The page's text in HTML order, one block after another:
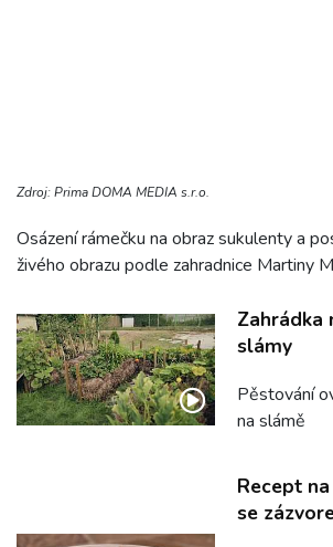
Zdroj: Prima DOMA MEDIA s.r.o.
Osázení rámečku na obraz sukulenty a
živého obrazu podle zahradnice Martiny
Zahrádka
slámy
Pěstování
na slámě
Recept
se